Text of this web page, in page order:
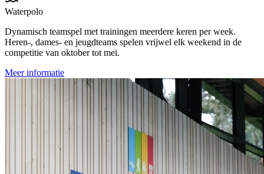
Waterpolo
Dynamisch teamspel met trainingen meerdere keren per week.
Heren-, dames- en jeugdteams spelen vrijwel elk weekend in de
competitie van oktober tot mei.
Meer informatie